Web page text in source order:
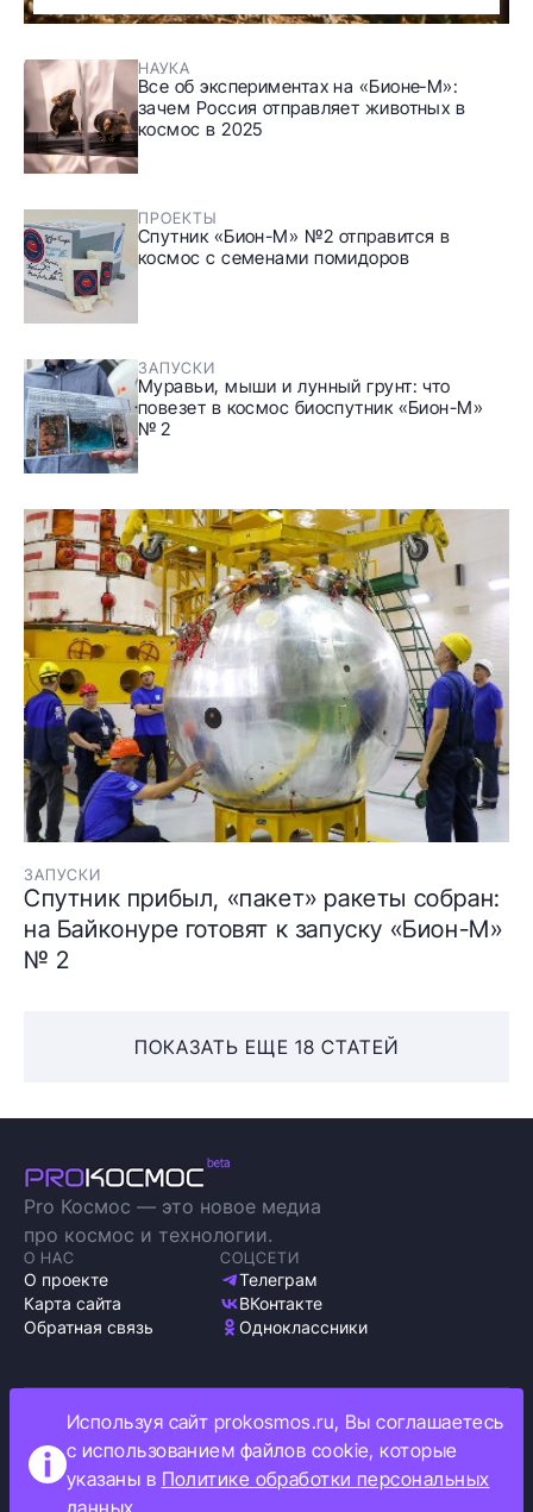
НАУКА
Все об экспериментах на «Бионе‑М»:
зачем Россия отправляет животных в
космос в 2025
ПРОЕКТЫ
Спутник «Бион-М» №2 отправится в
космос с семенами помидоров
ЗАПУСКИ
Муравьи, мыши и лунный грунт: что
повезет в космос биоспутник «Бион-М»
№ 2
ЗАПУСКИ
Спутник прибыл, «пакет» ракеты собран:
на Байконуре готовят к запуску «Бион-М»
№ 2
ПОКАЗАТЬ ЕЩЕ 18 СТАТЕЙ
Pro Космос — это новое медиа
про космос и технологии.
О НАС
О проекте
Карта сайта
Обратная связь
СОЦСЕТИ
Телеграм
ВКонтакте
Одноклассники
Политика обработки персональных данных
Как мы используем cookie
Информация об ограничениях
Используя сайт prokosmos.ru, Вы соглашаетесь
с использованием файлов cookie, которые
указаны в Политике обработки персональных
данных